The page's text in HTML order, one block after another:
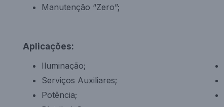
Manutenção “Zero”;
Aplicações:
Iluminação;
Serviços Auxiliares;
Potência;